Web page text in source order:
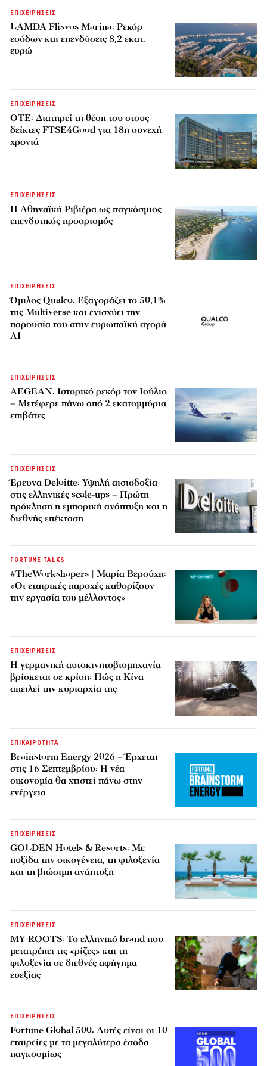
ΕΠΙΧΕΙΡΗΣΕΙΣ
LAMDA Flisvos Marina: Ρεκόρ
εσόδων και επενδύσεις 8,2 εκατ.
ευρώ
ΕΠΙΧΕΙΡΗΣΕΙΣ
ΟΤΕ: Διατηρεί τη θέση του στους
δείκτες FTSE4Good για 18η συνεχή
χρονιά
ΕΠΙΧΕΙΡΗΣΕΙΣ
Η Αθηναϊκή Ριβιέρα ως παγκόσμιος
επενδυτικός προορισμός
ΕΠΙΧΕΙΡΗΣΕΙΣ
Όμιλος Qualco: Εξαγοράζει το 50,1%
της Multiverse και ενισχύει την
παρουσία του στην ευρωπαϊκή αγορά
AI
ΕΠΙΧΕΙΡΗΣΕΙΣ
AEGEAN: Ιστορικό ρεκόρ τον Ιούλιο
– Μετέφερε πάνω από 2 εκατομμύρια
επιβάτες
ΕΠΙΧΕΙΡΗΣΕΙΣ
Έρευνα Deloitte: Υψηλή αισιοδοξία
στις ελληνικές scale-ups – Πρώτη
πρόκληση η εμπορική ανάπτυξη και η
διεθνής επέκταση
FORTUNE TALKS
#TheWorkshapers | Μαρία Βερούχη:
«Οι εταιρικές παροχές καθορίζουν
την εργασία του μέλλοντος»
ΕΠΙΧΕΙΡΗΣΕΙΣ
Η γερμανική αυτοκινητοβιομηχανία
βρίσκεται σε κρίση: Πώς η Κίνα
απειλεί την κυριαρχία της
ΕΠΙΚΑΙΡΟΤΗΤΑ
Brainstorm Energy 2026 – Έρχεται
στις 16 Σεπτεμβρίου: Η νέα
οικονομία θα χτιστεί πάνω στην
ενέργεια
ΕΠΙΧΕΙΡΗΣΕΙΣ
GOLDEN Hotels & Resorts: Με
πυξίδα την οικογένεια, τη φιλοξενία
και τη βιώσιμη ανάπτυξη
ΕΠΙΧΕΙΡΗΣΕΙΣ
MY ROOTS: Το ελληνικό brand που
μετατρέπει τις «ρίζες» και τη
φιλοξενία σε διεθνές αφήγημα
ευεξίας
ΕΠΙΧΕΙΡΗΣΕΙΣ
Fortune Global 500: Αυτές είναι οι 10
εταιρείες με τα μεγαλύτερα έσοδα
παγκοσμίως